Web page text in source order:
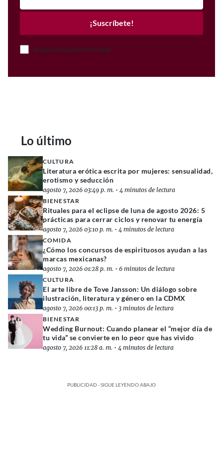
¡Suscríbete!
Acepto el Aviso de Privacidad
Lo último
CULTURA
Literatura erótica escrita por mujeres: sensualidad,
erotismo y seducción
agosto 7, 2026 03:49 p. m. • 4 minutos de lectura
BIENESTAR
Rituales para el eclipse de luna de agosto 2026: 5
prácticas para cerrar ciclos y renovar tu energía
agosto 7, 2026 03:10 p. m. • 4 minutos de lectura
COMIDA
¿Cómo los concursos de espirituosos ayudan a las
marcas mexicanas?
agosto 7, 2026 01:28 p. m. • 6 minutos de lectura
CULTURA
El arte libre de Tove Jansson: Un diálogo sobre
ilustración, literatura y género en la CDMX
agosto 7, 2026 00:13 p. m. • 3 minutos de lectura
BIENESTAR
Wedding Burnout: Cuando planear el “mejor día de
tu vida” se convierte en lo peor que has vivido
agosto 7, 2026 11:28 a. m. • 4 minutos de lectura
PUBLICIDAD - SIGUE LEYENDO ABAJO